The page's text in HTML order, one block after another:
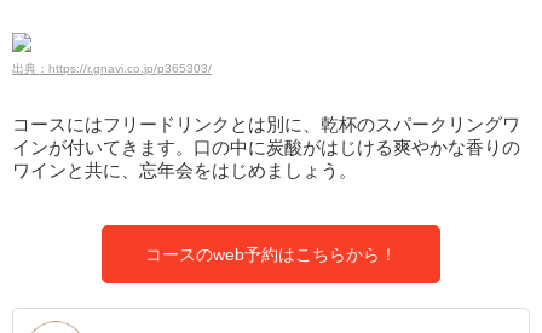
出典：https://r.gnavi.co.jp/p365303/
コースにはフリードリンクとは別に、乾杯のスパークリングワ
インが付いてきます。口の中に炭酸がはじける爽やかな香りの
ワインと共に、忘年会をはじめましょう。
コースのweb予約はこちらから！